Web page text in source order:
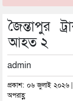
জৈন্তাপুর
আহত ২
admin
প্রকাশ: ০৬ জুলাই
অপরাহ্ণ